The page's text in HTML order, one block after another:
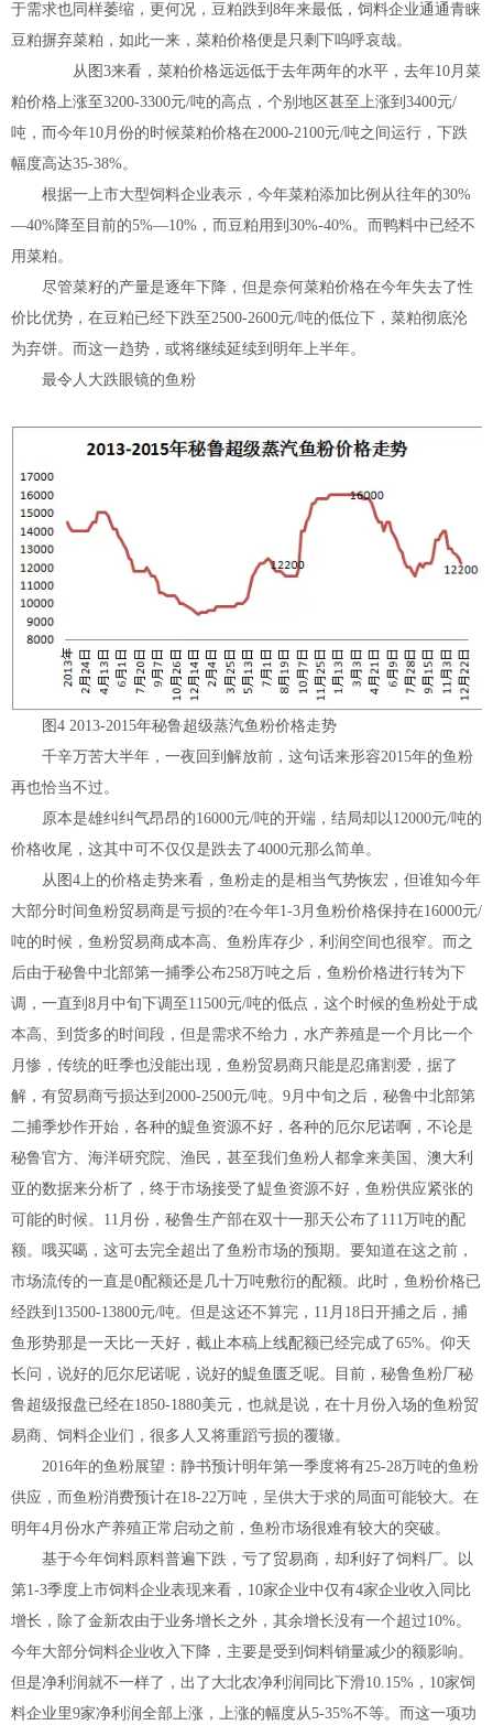
于需求也同样萎缩，更何况，豆粕跌到8年来最低，饲料企业通通青睐
豆粕摒弃菜粕，如此一来，菜粕价格便是只剩下呜呼哀哉。
从图3来看，菜粕价格远远低于去年两年的水平，去年10月菜
粕价格上涨至3200-3300元/吨的高点，个别地区甚至上涨到3400元/
吨，而今年10月份的时候菜粕价格在2000-2100元/吨之间运行，下跌
幅度高达35-38%。
根据一上市大型饲料企业表示，今年菜粕添加比例从往年的30%
—40%降至目前的5%—10%，而豆粕用到30%-40%。而鸭料中已经不
用菜粕。
尽管菜籽的产量是逐年下降，但是奈何菜粕价格在今年失去了性
价比优势，在豆粕已经下跌至2500-2600元/吨的低位下，菜粕彻底沦
为弃饼。而这一趋势，或将继续延续到明年上半年。
最令人大跌眼镜的鱼粉
图4 2013-2015年秘鲁超级蒸汽鱼粉价格走势
千辛万苦大半年，一夜回到解放前，这句话来形容2015年的鱼粉
再也恰当不过。
原本是雄纠纠气昂昂的16000元/吨的开端，结局却以12000元/吨的
价格收尾，这其中可不仅仅是跌去了4000元那么简单。
从图4上的价格走势来看，鱼粉走的是相当气势恢宏，但谁知今年
大部分时间鱼粉贸易商是亏损的?在今年1-3月鱼粉价格保持在16000元/
吨的时候，鱼粉贸易商成本高、鱼粉库存少，利润空间也很窄。而之
后由于秘鲁中北部第一捕季公布258万吨之后，鱼粉价格进行转为下
调，一直到8月中旬下调至11500元/吨的低点，这个时候的鱼粉处于成
本高、到货多的时间段，但是需求不给力，水产养殖是一个月比一个
月惨，传统的旺季也没能出现，鱼粉贸易商只能是忍痛割爱，据了
解，有贸易商亏损达到2000-2500元/吨。9月中旬之后，秘鲁中北部第
二捕季炒作开始，各种的鯷鱼资源不好，各种的厄尔尼诺啊，不论是
秘鲁官方、海洋研究院、渔民，甚至我们鱼粉人都拿来美国、澳大利
亚的数据来分析了，终于市场接受了鯷鱼资源不好，鱼粉供应紧张的
可能的时候。11月份，秘鲁生产部在双十一那天公布了111万吨的配
额。哦买噶，这可去完全超出了鱼粉市场的预期。要知道在这之前，
市场流传的一直是0配额还是几十万吨敷衍的配额。此时，鱼粉价格已
经跌到13500-13800元/吨。但是这还不算完，11月18日开捕之后，捕
鱼形势那是一天比一天好，截止本稿上线配额已经完成了65%。仰天
长问，说好的厄尔尼诺呢，说好的鯷鱼匮乏呢。目前，秘鲁鱼粉厂秘
鲁超级报盘已经在1850-1880美元，也就是说，在十月份入场的鱼粉贸
易商、饲料企业们，很多人又将重蹈亏损的覆辙。
2016年的鱼粉展望：静书预计明年第一季度将有25-28万吨的鱼粉
供应，而鱼粉消费预计在18-22万吨，呈供大于求的局面可能较大。在
明年4月份水产养殖正常启动之前，鱼粉市场很难有较大的突破。
基于今年饲料原料普遍下跌，亏了贸易商，却利好了饲料厂。以
第1-3季度上市饲料企业表现来看，10家企业中仅有4家企业收入同比
增长，除了金新农由于业务增长之外，其余增长没有一个超过10%。
今年大部分饲料企业收入下降，主要是受到饲料销量减少的额影响。
但是净利润就不一样了，出了大北农净利润同比下滑10.15%，10家饲
料企业里9家净利润全部上涨，上涨的幅度从5-35%不等。而这一项功